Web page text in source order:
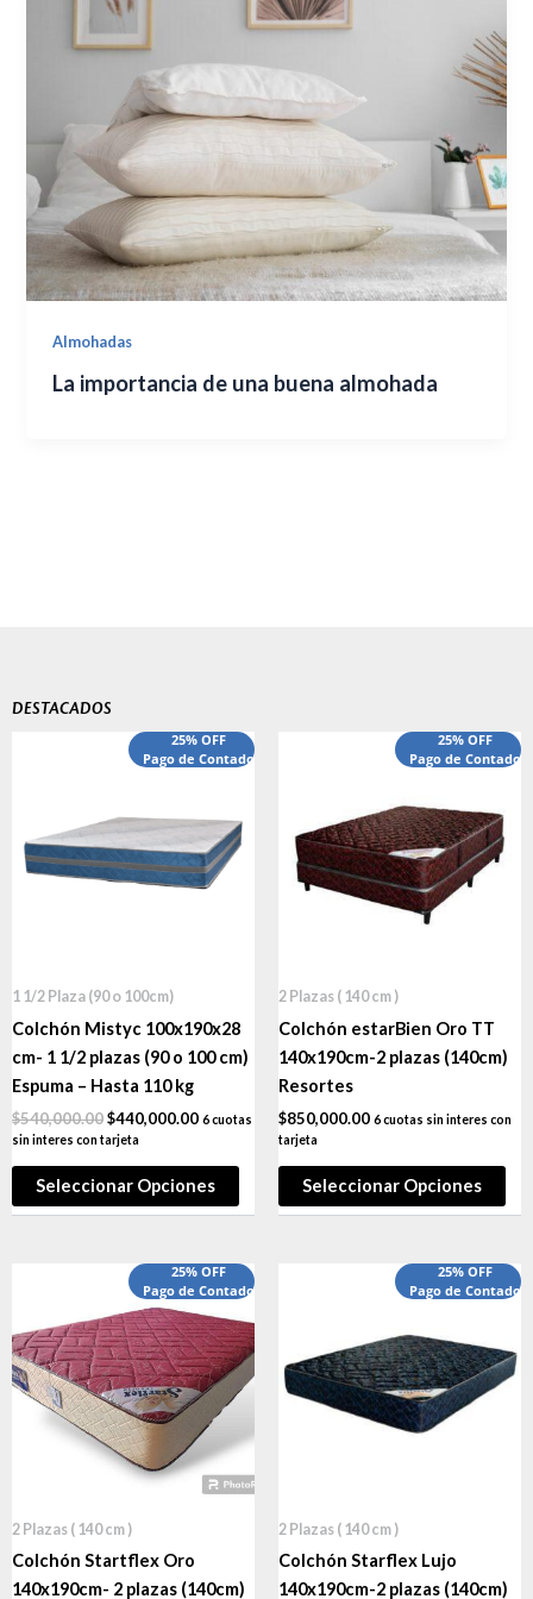
Almohadas
La importancia de una buena almohada
DESTACADOS
25% OFF
Pago de Contado
1 1/2 Plaza (90 o 100cm)
Colchón Mistyc 100x190x28
cm- 1 1/2 plazas (90 o 100 cm)
Espuma – Hasta 110 kg
$540,000.00
precio
$540,000.00.
$440,000.00
El
precio
$440,000.00.
6 cuotas
sin interes con tarjeta
Seleccionar Opciones
25% OFF
Pago de Contado
2 Plazas ( 140 cm )
Colchón estarBien Oro TT
140x190cm-2 plazas (140cm)
Resortes
$850,000.00 6 cuotas sin interes con
tarjeta
Seleccionar Opciones
25% OFF
Pago de Contado
2 Plazas ( 140 cm )
Colchón Startflex Oro
140x190cm- 2 plazas (140cm)
25% OFF
Pago de Contado
2 Plazas ( 140 cm )
Colchón Starflex Lujo
140x190cm-2 plazas (140cm)